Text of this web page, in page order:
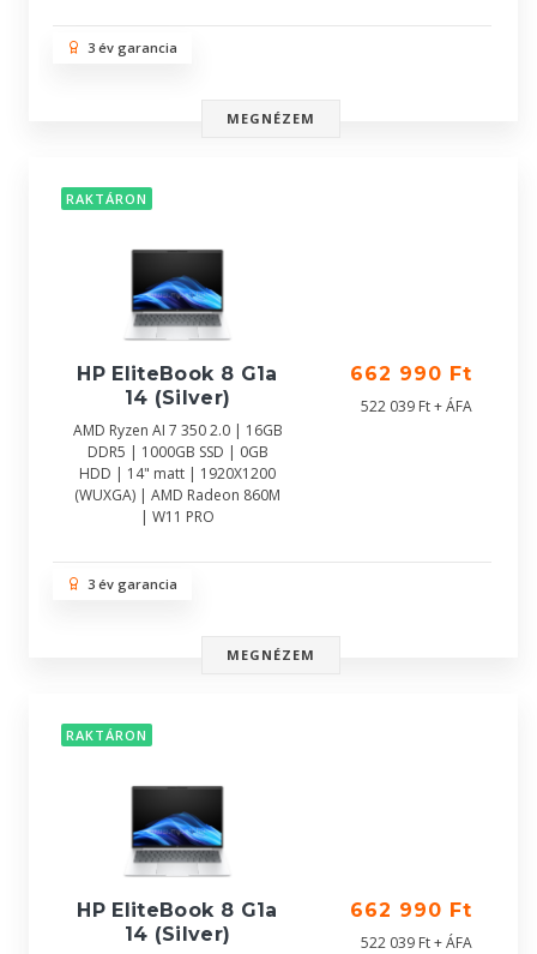
3 év garancia
MEGNÉZEM
RAKTÁRON
HP EliteBook 8 G1a
14 (Silver)
AMD Ryzen AI 7 350 2.0 | 16GB
DDR5 | 1000GB SSD | 0GB
HDD | 14" matt | 1920X1200
(WUXGA) | AMD Radeon 860M
| W11 PRO
662 990 Ft
522 039 Ft + ÁFA
3 év garancia
MEGNÉZEM
RAKTÁRON
HP EliteBook 8 G1a
14 (Silver)
662 990 Ft
522 039 Ft + ÁFA